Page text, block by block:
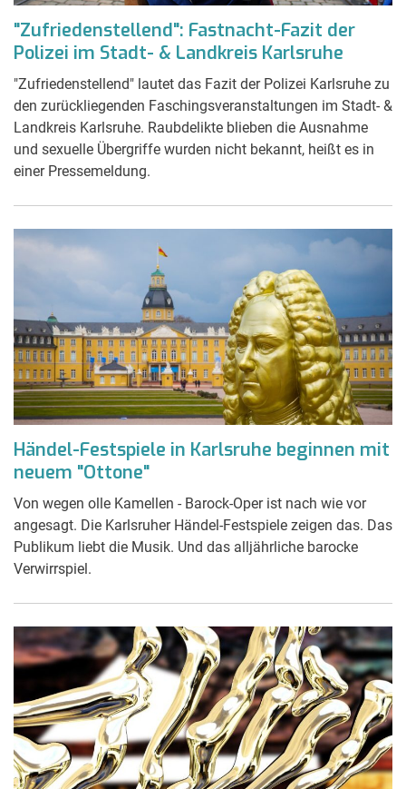
"Zufriedenstellend": Fastnacht-Fazit der
Polizei im Stadt- & Landkreis Karlsruhe
"Zufriedenstellend" lautet das Fazit der Polizei Karlsruhe zu
den zurückliegenden Faschingsveranstaltungen im Stadt- &
Landkreis Karlsruhe. Raubdelikte blieben die Ausnahme
und sexuelle Übergriffe wurden nicht bekannt, heißt es in
einer Pressemeldung.
Händel-Festspiele in Karlsruhe beginnen mit
neuem "Ottone"
Von wegen olle Kamellen - Barock-Oper ist nach wie vor
angesagt. Die Karlsruher Händel-Festspiele zeigen das. Das
Publikum liebt die Musik. Und das alljährliche barocke
Verwirrspiel.